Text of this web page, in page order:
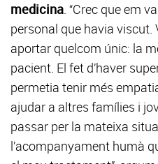
medicina. “Crec que em
personal que havia viscut.
aportar quelcom únic: la
pacient. El fet d’haver
permetia tenir més
ajudar a altres famílies i
passar per la mateixa
l’acompanyament humà